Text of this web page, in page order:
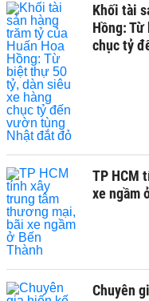
Khối tài
Hồng:
chục tỷ
TP HCM
xe ngầm
Chuyên